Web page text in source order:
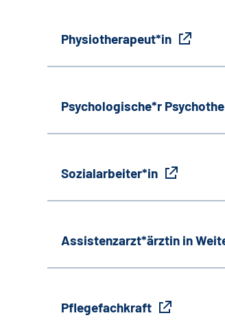
Physiotherapeut*in
Psychologische*r
Sozialarbeiter*in
Assistenzarzt*ärztin in
Pflegefachkraft